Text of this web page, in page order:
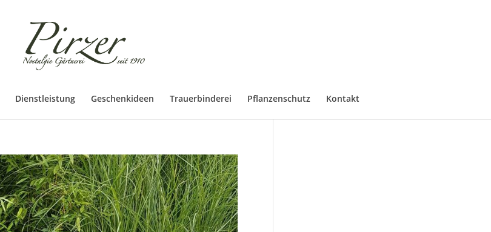
Dienstleistung Geschenkideen Trauerbinderei Pflanzenschutz Kontakt